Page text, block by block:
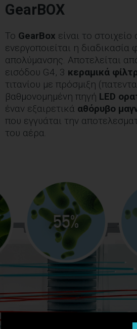
GearBOX
Το GearBox είναι το
ενεργοποιείται η
απολύμανσης. Αποτελείται
εισόδου G4, 3 κεραμικά
τιτανίου με πρόσμιξη
βαθμονομημένη πηγή LED
έναν εξαιρετικά αθόρυβο
που εγγυάται την
του αέρα.